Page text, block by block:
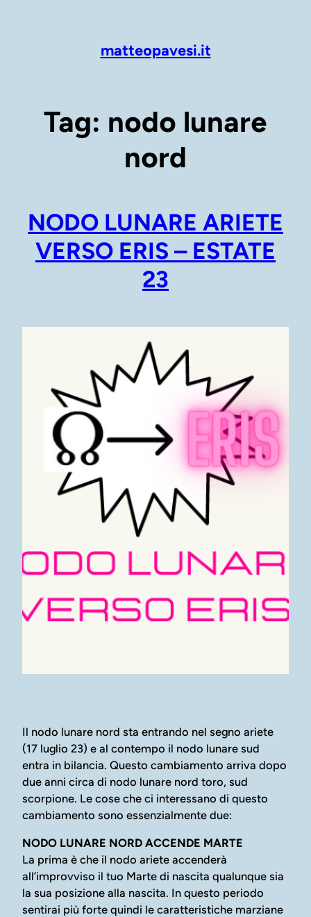
matteopavesi.it
Tag: nodo lunare
nord
NODO LUNARE ARIETE
VERSO ERIS – ESTATE
23
Il nodo lunare nord sta entrando nel segno ariete
(17 luglio 23) e al contempo il nodo lunare sud
entra in bilancia. Questo cambiamento arriva dopo
due anni circa di nodo lunare nord toro, sud
scorpione. Le cose che ci interessano di questo
cambiamento sono essenzialmente due:
NODO LUNARE NORD ACCENDE MARTE
La prima è che il nodo ariete accenderà
all’improvviso il tuo Marte di nascita qualunque sia
la sua posizione alla nascita. In questo periodo
sentirai più forte quindi le caratteristiche marziane